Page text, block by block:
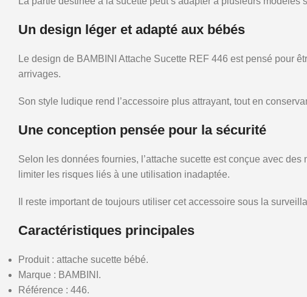
Un design léger et adapté aux bébés
Le design de BAMBINI Attache Sucette REF 446 est pensé pour
arrivages.
Son style ludique rend l’accessoire plus attrayant, tout en
Une conception pensée pour la sécurité
Selon les données fournies, l’attache sucette est conçue avec
limiter les risques liés à une utilisation inadaptée.
Il reste important de toujours utiliser cet accessoire sous la
Caractéristiques principales
Produit : attache sucette bébé.
Marque : BAMBINI.
Référence : 446.